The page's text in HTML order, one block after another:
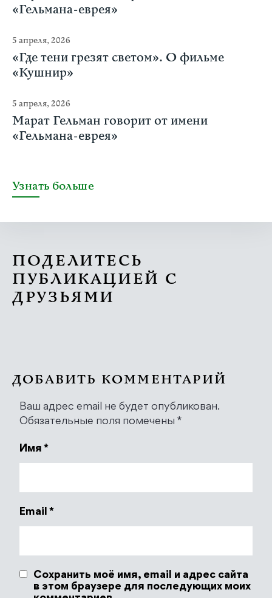
«Гельмана-еврея»
5 апреля, 2026
«Где тени грезят светом». О фильме
«Кушнир»
5 апреля, 2026
Марат Гельман говорит от имени
«Гельмана-еврея»
Узнать больше
ПОДЕЛИТЕСЬ
ПУБЛИКАЦИЕЙ С
ДРУЗЬЯМИ
ДОБАВИТЬ КОММЕНТАРИЙ
Ваш адрес email не будет опубликован.
Обязательные поля помечены *
Имя *
Email *
Сохранить моё имя, email и адрес сайта
в этом браузере для последующих моих